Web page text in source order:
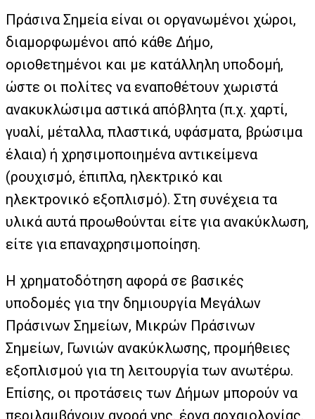
Πράσινα Σημεία είναι οι οργανωμένοι χώροι,
διαμορφωμένοι από κάθε Δήμο,
οριοθετηµένοι και µε κατάλληλη υποδομή,
ώστε οι πολίτες να εναποθέτουν χωριστά
ανακυκλώσιμα αστικά απόβλητα (π.χ. χαρτί,
γυαλί, μέταλλα, πλαστικά, υφάσματα, βρώσιμα
έλαια) ή χρησιμοποιημένα αντικείμενα
(ρουχισμό, έπιπλα, ηλεκτρικό και
ηλεκτρονικό εξοπλισμό). Στη συνέχεια τα
υλικά αυτά προωθούνται είτε για ανακύκλωση,
είτε για επαναχρησιμοποίηση.
Η χρηματοδότηση αφορά σε βασικές
υποδομές για την δημιουργία Μεγάλων
Πράσινων Σημείων, Μικρών Πράσινων
Σημείων, Γωνιών ανακύκλωσης, προμήθειες
εξοπλισμού για τη λειτουργία των ανωτέρω.
Επίσης, οι προτάσεις των Δήμων μπορούν να
περιλαμβάνουν αγορά γης, έργα αρχαιολογίας,